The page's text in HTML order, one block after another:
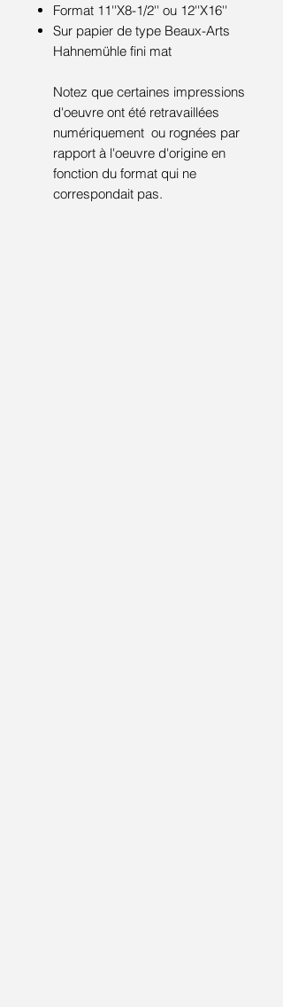
Format 11''X8-1/2'' ou 12''X16''
Sur papier de type Beaux-Arts
Hahnemühle fini mat
Notez que certaines impressions
d'oeuvre ont été retravaillées
numériquement ou rognées par
rapport à l'oeuvre d'origine en
fonction du format qui ne
correspondait pas.